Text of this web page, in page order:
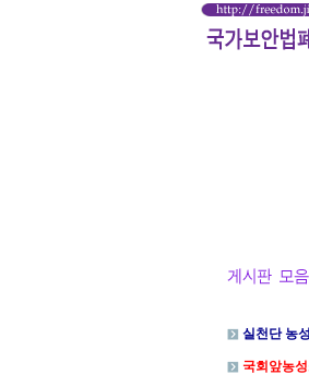
실천단 농
국회앞농